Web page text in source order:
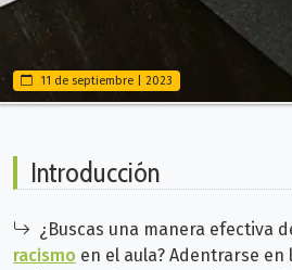
11 de septiembre | 2023
Introducción
¿Buscas una manera efectiva
racismo en el aula? Adentrarse